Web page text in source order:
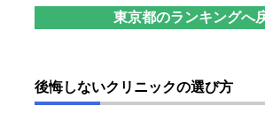
東京都のランキングへ
後悔しないクリニックの選び方